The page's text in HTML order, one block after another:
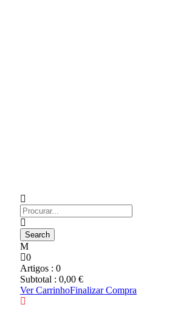
0
Artigos : 0
Subtotal : 0,00 €
Ver CarrinhoFinalizar Compra